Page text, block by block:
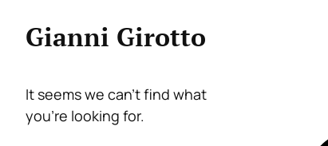
Gianni Girotto
It seems we can’t find what
you’re looking for.